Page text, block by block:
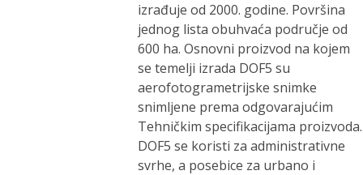
izrađuje od 2000. godine. Površina
jednog lista obuhvaća područje od
600 ha. Osnovni proizvod na kojem
se temelji izrada DOF5 su
aerofotogrametrijske snimke
snimljene prema odgovarajućim
Tehničkim specifikacijama proizvoda.
DOF5 se koristi za administrativne
svrhe, a posebice za urbano i